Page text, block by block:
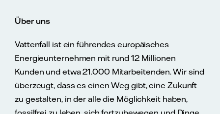
Über uns
Vattenfall ist ein führendes europäisches
Energieunternehmen mit rund 12 Millionen
Kunden und etwa 21.000 Mitarbeitenden. Wir sind
überzeugt, dass es einen Weg gibt, eine Zukunft
zu gestalten, in der alle die Möglichkeit haben,